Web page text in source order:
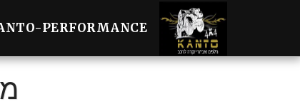
PERFORMANCE